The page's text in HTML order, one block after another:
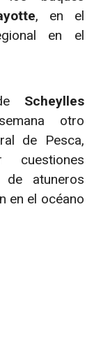
, en el
en el
Scheylles
otro
de Pesca,
cuestiones
atuneros
en el océano